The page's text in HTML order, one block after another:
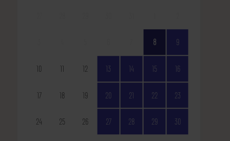
8 9
10 11 12 13 14 15 16
17 18 19 20 21 22 23
24 25 26 27 28 29 30